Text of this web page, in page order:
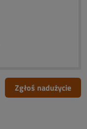
Zgłoś nadużycie